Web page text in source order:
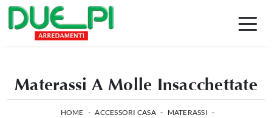
Materassi A Molle Insacchettate
HOME - ACCESSORI CASA - MATERASSI -